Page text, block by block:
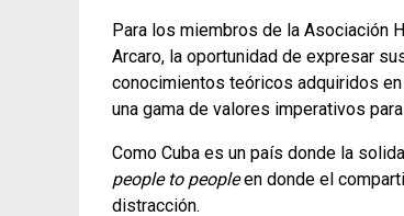
Para los miembros de la Asociación
Arcaro, la oportunidad de expresar
conocimientos teóricos adquiridos
una gama de valores imperativos
Como Cuba es un país donde la
people to peopleen donde el
distracción.